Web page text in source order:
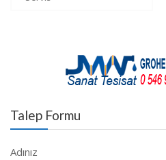
Talep Formu
Adınız